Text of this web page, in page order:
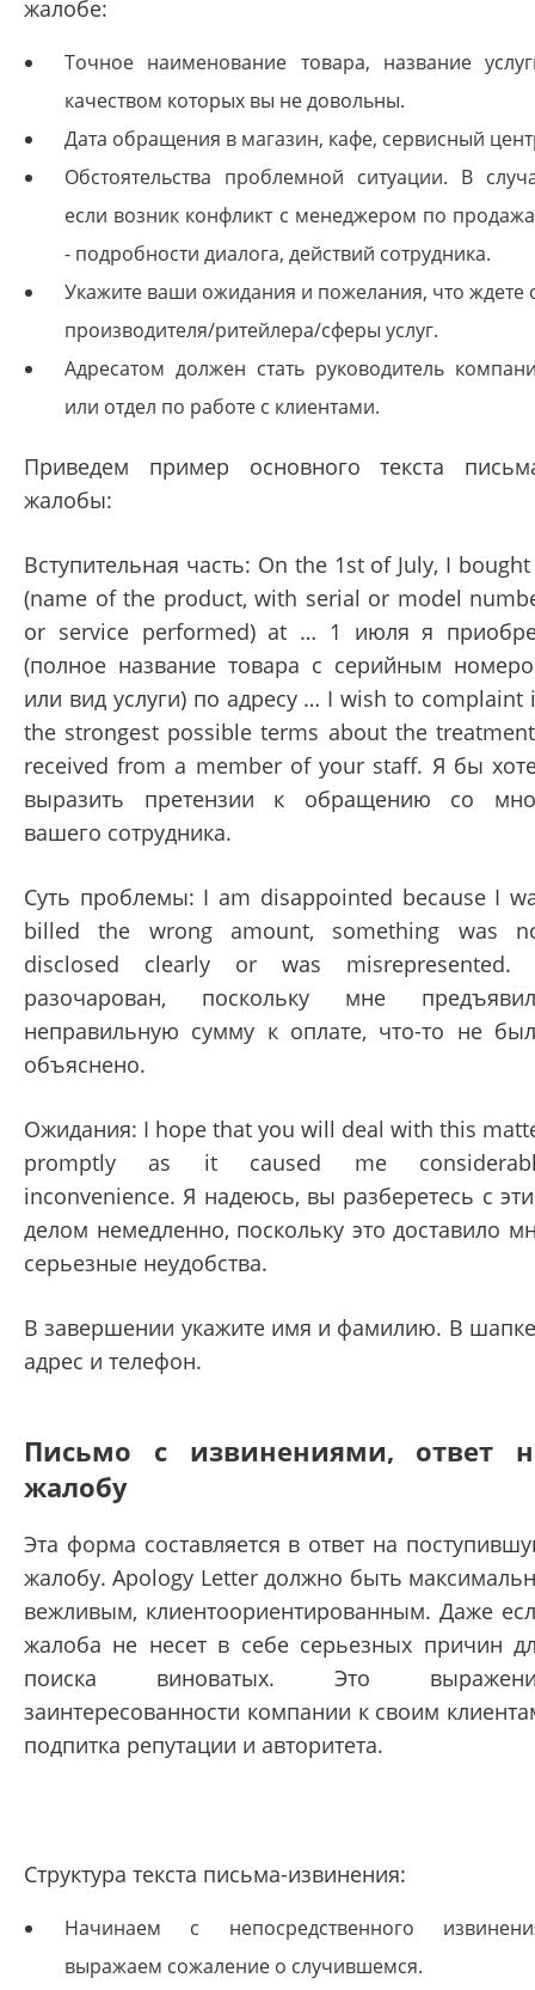
жалобе:
Точное наименование товара, название
качеством которых вы не довольны.
Дата обращения в магазин, кафе, сервисный
Обстоятельства проблемной ситуации. В
если возник конфликт с менеджером по
- подробности диалога, действий сотрудника.
Укажите ваши ожидания и пожелания, что ждете
производителя/ритейлера/сферы услуг.
Адресатом должен стать руководитель
или отдел по работе с клиентами.
Приведем пример основного текста
жалобы:
Вступительная часть: On the 1st of July, I
(name of the product, with serial or model
or service performed) at … 1 июля я
(полное название товара с серийным
или вид услуги) по адресу … I wish to complaint
the strongest possible terms about the
received from a member of your staff. Я бы
выразить претензии к обращению со
вашего сотрудника.
Суть проблемы: I am disappointed because I
billed the wrong amount, something was
disclosed clearly or was misrepresented.
разочарован, поскольку мне
неправильную сумму к оплате, что-то не
объяснено.
Ожидания: I hope that you will deal with this
promptly as it caused me
inconvenience. Я надеюсь, вы разберетесь с
делом немедленно, поскольку это доставило
серьезные неудобства.
В завершении укажите имя и фамилию. В
адрес и телефон.
Письмо с извинениями, ответ
жалобу
Эта форма составляется в ответ на
жалобу. Apology Letter должно быть
вежливым, клиентоориентированным. Даже
жалоба не несет в себе серьезных причин
поиска виноватых. Это
заинтересованности компании к своим
подпитка репутации и авторитета.
Структура текста письма-извинения:
Начинаем с непосредственного
выражаем сожаление о случившемся.